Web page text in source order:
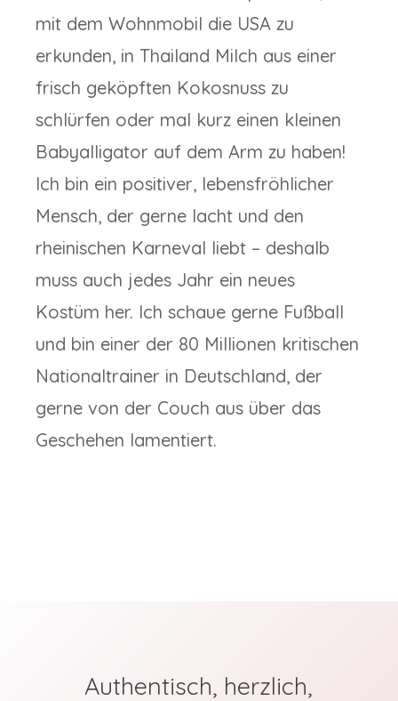
mit dem Wohnmobil die USA zu
erkunden, in Thailand Milch aus einer
frisch geköpften Kokosnuss zu
schlürfen oder mal kurz einen kleinen
Babyalligator auf dem Arm zu haben!
Ich bin ein positiver, lebensfröhlicher
Mensch, der gerne lacht und den
rheinischen Karneval liebt – deshalb
muss auch jedes Jahr ein neues
Kostüm her. Ich schaue gerne Fußball
und bin einer der 80 Millionen kritischen
Nationaltrainer in Deutschland, der
gerne von der Couch aus über das
Geschehen lamentiert.
Authentisch, herzlich,